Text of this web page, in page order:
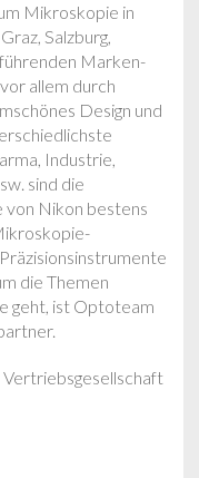
Mikroskopie in
Salzburg,
Marken-
allem durch
Design und
Industrie,
sind die
Nikon bestens
die Themen
geht, ist Optoteam